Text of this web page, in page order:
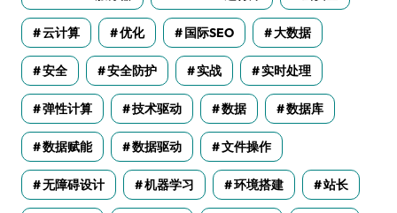
云计算 优化 国际SEO 大数据
安全 安全防护 实战 实时处理
弹性计算 技术驱动 数据 数据库
数据赋能 数据驱动 文件操作
无障碍设计 机器学习 环境搭建 站长